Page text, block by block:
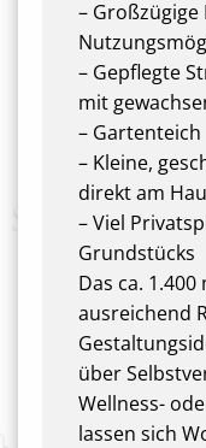
– Großzügige
– Gepflegte
mit
– Gartenteich
– Kleine,
direkt am
– Viel
Grundstücks
Das ca.
ausreichend
über
Wellness-
lassen sich